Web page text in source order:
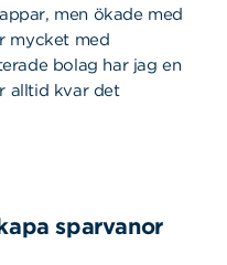
men ökade med
mycket med
bolag har jag en
alltid kvar det
sparvanor